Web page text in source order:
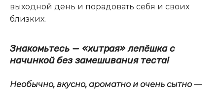
выходной день и порадовать себя и своих
близких.
Знакомьтесь — «хитрая» лепёшка с
начинкойбез замешивания теста!
Необычно, вкусно, ароматно и очень сытно —